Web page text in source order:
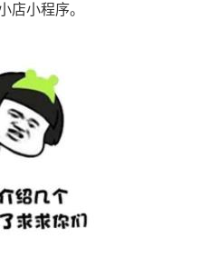
店小程序。